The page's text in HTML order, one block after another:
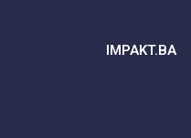
IMPAKT.BA